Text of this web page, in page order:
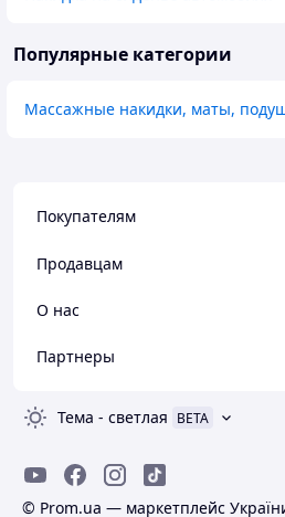
Популярные категории
Массажные накидки, маты,
Покупателям
Продавцам
О нас
Партнеры
Тема - светлая BETA
© Prom.ua — маркетплейс